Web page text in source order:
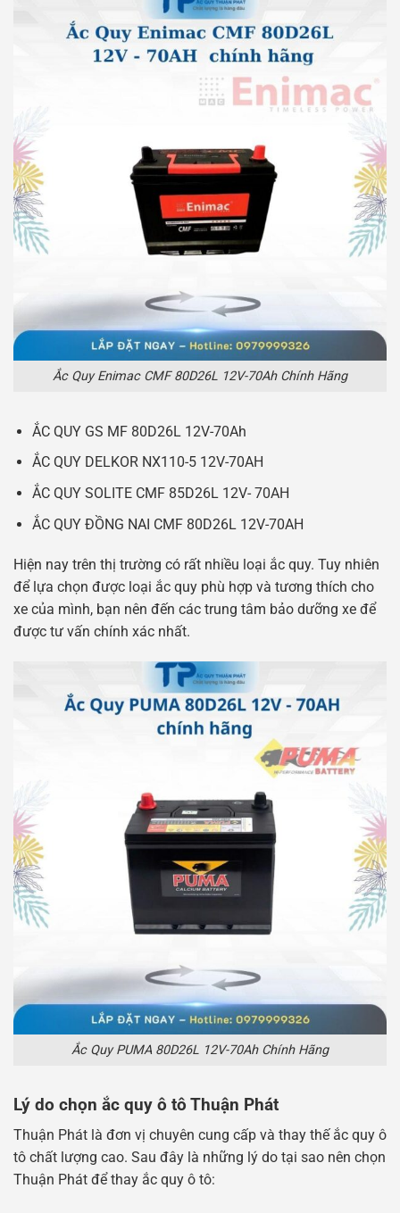
Ắc Quy Enimac CMF 80D26L 12V-70Ah Chính Hãng
ẮC QUY GS MF 80D26L 12V-70Ah
ẮC QUY DELKOR NX110-5 12V-70AH
ẮC QUY SOLITE CMF 85D26L 12V- 70AH
ẮC QUY ĐỒNG NAI CMF 80D26L 12V-70AH
Hiện nay trên thị trường có rất nhiều loại ắc quy. Tuy nhiên
để lựa chọn được loại ắc quy phù hợp và tương thích cho
xe của mình, bạn nên đến các trung tâm bảo dưỡng xe để
được tư vấn chính xác nhất.
Ắc Quy PUMA 80D26L 12V-70Ah Chính Hãng
Lý do chọn ắc quy ô tô Thuận Phát
Thuận Phát là đơn vị chuyên cung cấp và thay thế ắc quy ô
tô chất lượng cao. Sau đây là những lý do tại sao nên chọn
Thuận Phát để thay ắc quy ô tô: